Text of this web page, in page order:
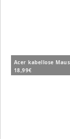
Acer kabellose
18,99€